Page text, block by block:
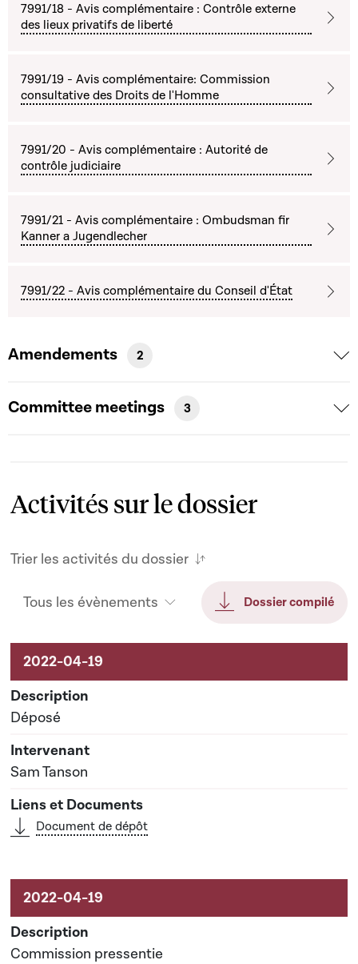
7991/18 - Avis complémentaire : Contrôle externe
des lieux privatifs de liberté
7991/19 - Avis complémentaire: Commission
consultative des Droits de l'Homme
7991/20 - Avis complémentaire : Autorité de
contrôle judiciaire
7991/21 - Avis complémentaire : Ombudsman fir
Kanner a Jugendlecher
7991/22 - Avis complémentaire du Conseil d'État
Amendements 2
Committee meetings 3
Activités sur le dossier
Trier les activités du dossier
Tous les évènements Dossier compilé
Activités sur le dossier
Déposé
Sam Tanson
Document de dépôt
Commission pressentie